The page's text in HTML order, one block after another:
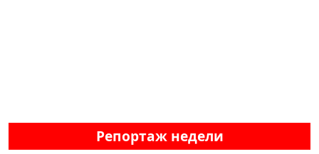
Репортаж недели